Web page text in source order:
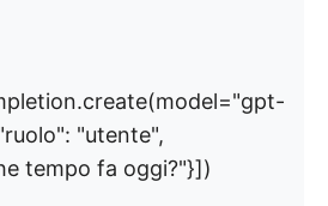
"utente",
tempo fa oggi?"}])